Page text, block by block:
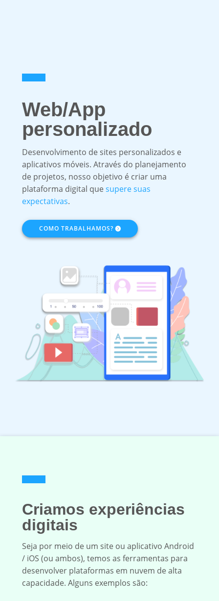
Web/App
personalizado
Desenvolvimento de sites personalizados e
aplicativos móveis. Através do planejamento
de projetos, nosso objetivo é criar uma
plataforma digital que supere suas
expectativas.
COMO TRABALHAMOS?
Criamos experiências
digitais
Seja por meio de um site ou aplicativo Android
/ iOS (ou ambos), temos as ferramentas para
desenvolver plataformas em nuvem de alta
capacidade. Alguns exemplos são: